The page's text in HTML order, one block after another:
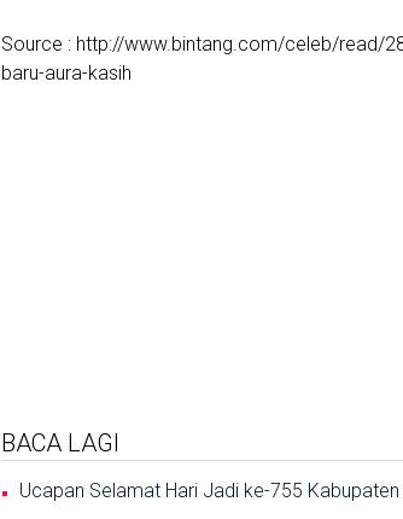
Source : http://www.bintang.com/celeb/read/
baru-aura-kasih
BACA LAGI
Ucapan Selamat Hari Jadi ke-755